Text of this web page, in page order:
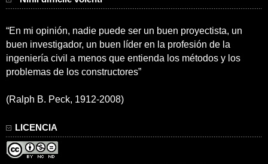
“En mi opinión, nadie puede ser un buen proyectista, un
buen investigador, un buen líder en la profesión de la
ingeniería civil a menos que entienda los métodos y los
problemas de los constructores”
(Ralph B. Peck, 1912-2008)
LICENCIA